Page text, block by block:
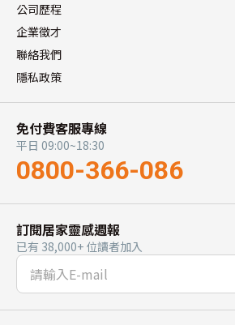
公司歷程
企業徵才
聯絡我們
隱私政策
免付費客服專線
平日 09:00~18:30
0800-366-086
訂閱居家靈感週報
已有 38,000+ 位讀者加入